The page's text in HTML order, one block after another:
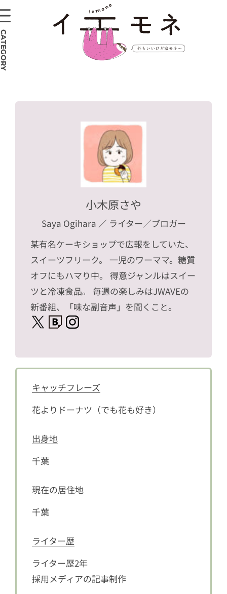
小木原さや
Saya Ogihara ／ ライター／ブロガー
某有名ケーキショップで広報をしていた、
スイーツフリーク。 一児のワーママ。糖質
オフにもハマり中。 得意ジャンルはスイー
ツと冷凍食品。 毎週の楽しみはJWAVEの
新番組、「味な副音声」を聞くこと。
キャッチフレーズ
花よりドーナツ（でも花も好き）
出身地
千葉
現在の居住地
千葉
ライター歴
ライター歴2年
採用メディアの記事制作